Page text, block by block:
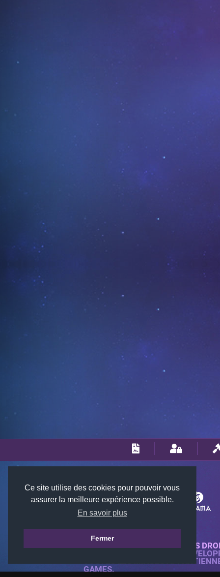
Ce site utilise des cookies pour pouvoir vous
assurer la meilleure expérience possible.
En savoir plus
Fermer
© 2018-2026 KTARENA. TOUS
SITE WEB ENTIÈREMENT
TOUTES LES IMAGES
GAMES.